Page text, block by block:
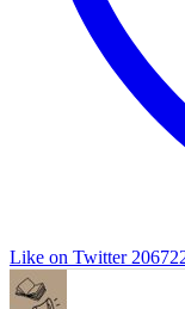
Like on Twitter